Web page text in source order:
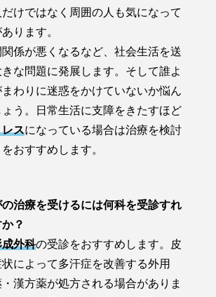
けではなく周囲の人も気になって
ります。
係が悪くなるなど、社会生活を送
な問題に発展します。そして誰よ
まわりに迷惑をかけていないか悩ん
う。日常生活に支障をきたすほど
スになっている場合は治療を検討
おすすめします。
治療を受けるには何科を受診すれ
？
外科の受診をおすすめします。皮
によって多汗症を改善する外用
漢方薬が処方される場合がありま